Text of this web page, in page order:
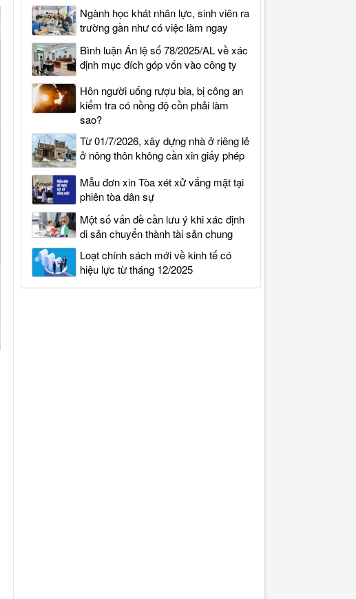
Ngành học khát nhân lực, sinh viên ra
trường gần như có việc làm ngay
Bình luận Án lệ số 78/2025/AL về xác
định mục đích góp vốn vào công ty
Hôn người uống rượu bia, bị công an
kiểm tra có nồng độ cồn phải làm
sao?
Từ 01/7/2026, xây dựng nhà ở riêng lẻ
ở nông thôn không cần xin giấy phép
Mẫu đơn xin Tòa xét xử vắng mặt tại
phiên tòa dân sự
Một số vấn đề cần lưu ý khi xác định
di sản chuyển thành tài sản chung
Loạt chính sách mới về kinh tế có
hiệu lực từ tháng 12/2025